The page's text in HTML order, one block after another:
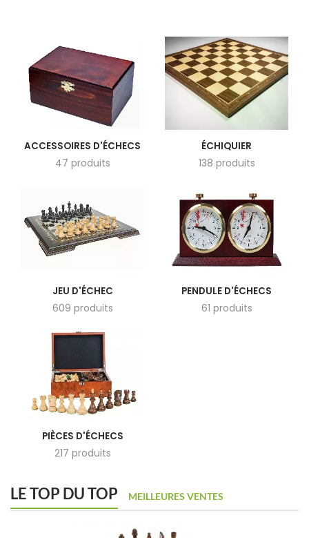
ACCESSOIRES D'ÉCHECS
47 produits
ÉCHIQUIER
138 produits
JEU D'ÉCHEC
609 produits
PENDULE D'ÉCHECS
61 produits
PIÈCES D'ÉCHECS
217 produits
LE TOP DU TOP MEILLEURES VENTES